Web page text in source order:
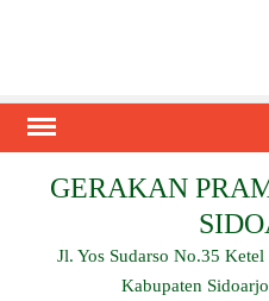
GERAKAN
Jl. Yos Sudarso No.35
Kabupaten